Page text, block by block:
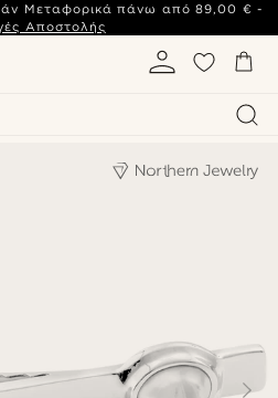
Μεταφορικά πάνω από 89,00 € -
Αποστολής